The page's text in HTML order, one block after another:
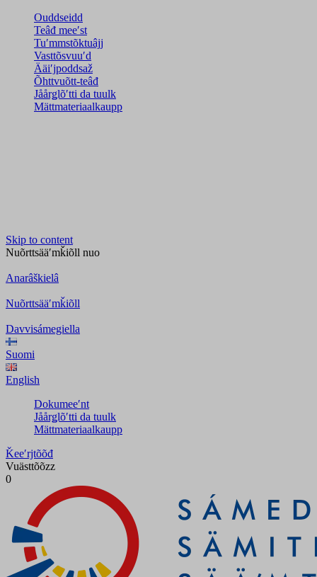
Ouddseidd
Teâđ meeʹst
Tuʹmmstõktuâjj
Vasttõsvuuʹd
Ääiʹjpoddsaž
Õhttvuõtt-teâđ
Jåårǥlõʹtti da tuulk
Mättmateriaalkaupp
Skip to content
Nuõrttsääʹmǩiõll nuo
Anarâškielâ
Nuõrttsääʹmǩiõll
Davvisámegiella
Suomi
English
Dokumeeʹnt
Jåårǥlõʹtti da tuulk
Mättmateriaalkaupp
Ǩeeʹrjtõõđ
Vuästtõõzz
0